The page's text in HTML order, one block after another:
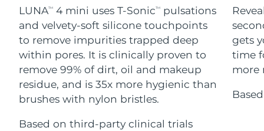
LUNATM 4 mini uses T-SonicTM
pulsations
and velvety-soft silicone touchpoints
to remove impurities trapped deep
within pores. It is clinically proven to
remove 99% of dirt, oil and makeup
residue, and is 35x more hygienic than
brushes with nylon bristles.
Based on third-party clinical trials
gets
time
more
All revitalizing eye massagers
Advanced pore care essentials
Serum
issa™ Teeth Whitening Gel
18% PAP
Kosmetyki Mężczyźni
Kupuj
Gibraltar
8/14/26
Grecja
Oczekiwany czas dostawy
8/10/26
SRA Hongkong
(Chiny)
Oczekiwany czas dostawy